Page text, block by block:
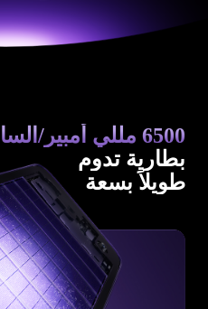
6500 مللي أمبير/الساعة/
بطارية تدوم
طويلاً بسعة